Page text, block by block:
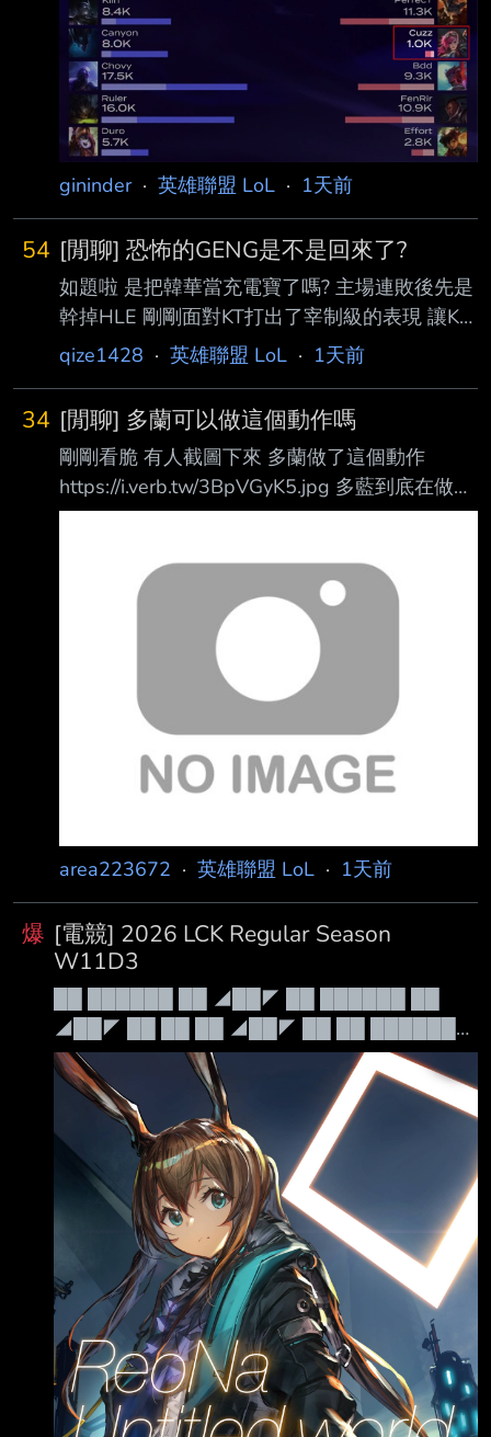
gininder· 英雄聯盟 LoL · 1天前
54 [閒聊] 恐怖的GENG是不是回來了?
如題啦 是把韓華當充電寶了嗎? 主場連敗後先是
幹掉HLE 剛剛面對KT打出了宰制級的表現 讓KT
1龍0塔0人頭 恐怖的聯賽王者GENG是不是回來
qize1428 · 英雄聯盟 LoL · 1天前
34 [閒聊] 多蘭可以做這個動作嗎
剛剛看脆 有人截圖下來 多蘭做了這個動作
https://i.verb.tw/3BpVGyK5.jpg 多藍到底在做什
麼啊 好可怕啊 --
area223672 · 英雄聯盟 LoL · 1天前
爆 [電競] 2026 LCK Regular Season
W11D3
██ ██████ ██ ◢██◤ ██ ██████ ██
◢██◤ ██ ██ ██ ◢██◤ ██ ██ ██████◤
██ ██ ██████◣ ██ ██ ██ ◥██◣
██████ ██████ ██ ◥██◣ 例行賽
██████ ██████ ██ ◥██◣ Leave Your
Mark 禁茂凱 Patch 26.15 本日賽程： 16:00 傳
奇 KT vs GEN 18:00 崛起 BFX vs BRO 轉播連結
韓語 https://www.sooplive.co.kr/sta